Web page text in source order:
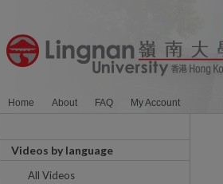
Home About FAQ My Account
Videos by language
All Videos